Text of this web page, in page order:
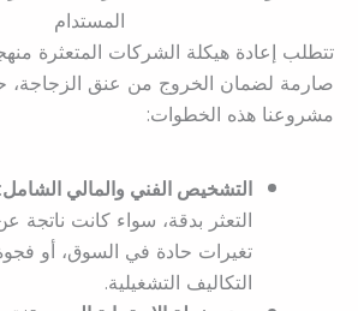
المستدام
تتطلب إعادة هيكلة الشركات المتعثرة
صارمة لضمان الخروج من عنق
مشروعنا هذه الخطوات:
التشخيص الفني والمالي الشامل
التعثر بدقة، سواء كانت ناتجة
تغيرات حادة في السوق، أو
التكاليف التشغيلية.